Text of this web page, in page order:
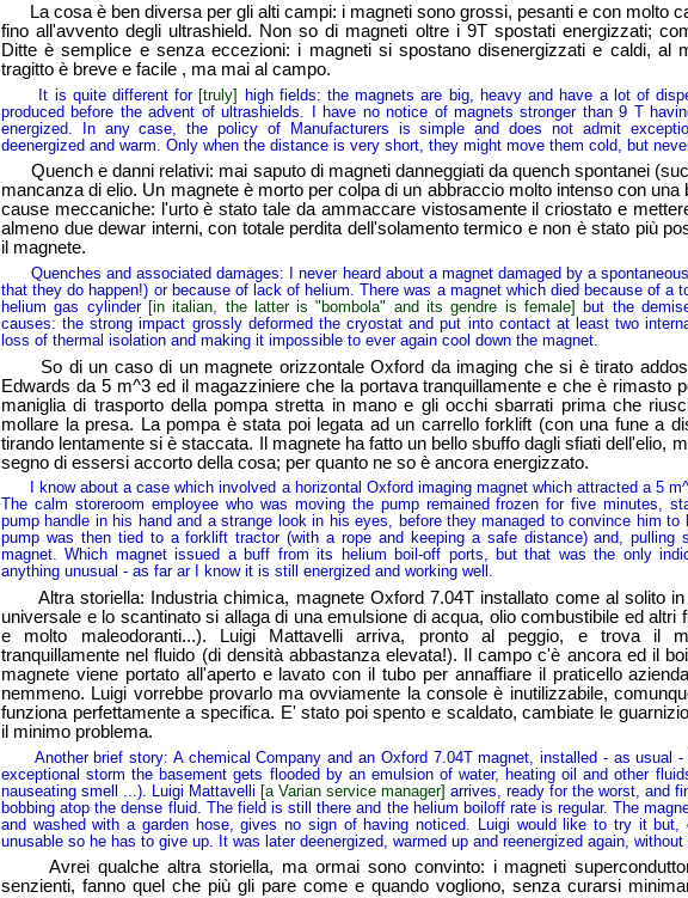
La cosa è ben diversa per gli alti campi: i magneti sono grossi, pesanti e con molto
fino all'avvento degli ultrashield. Non so di magneti oltre i 9T spostati energizzati;
Ditte è semplice e senza eccezioni: i magneti si spostano disenergizzati e caldi, al
tragitto è breve e facile , ma mai al campo.
It is quite different for [truly]
high fields: the magnets are big, heavy and have a lot of
produced before the advent of ultrashields. I have no notice of magnets stronger than 9 T
energized. In any case, the policy of Manufacturers is simple and does not admit
deenergized and warm. Only when the distance is very short, they might move them cold, but
Quench e danni relativi: mai saputo di magneti danneggiati da quench spontanei
mancanza di elio. Un magnete è morto per colpa di un abbraccio molto intenso con una
cause meccaniche: l'urto è stato tale da ammaccare vistosamente il criostato e
almeno due dewar interni, con totale perdita dell'solamento termico e non è stato più
il magnete.
Quenches and associated damages: I never heard about a magnet damaged by a
that they do happen!) or because of lack of helium. There was a magnet which died because of a
helium gas cylinder [in italian, the latter is "bombola" and its gendre is female]
but the
causes: the strong impact grossly deformed the cryostat and put into contact at least two
loss of thermal isolation and making it impossible to ever again cool down the magnet.
So di un caso di un magnete orizzontale Oxford da imaging che si è tirato
Edwards da 5 m^3 ed il magazziniere che la portava tranquillamente e che è rimasto
maniglia di trasporto della pompa stretta in mano e gli occhi sbarrati prima che
mollare la presa. La pompa è stata poi legata ad un carrello forklift (con una fune a
tirando lentamente si è staccata. Il magnete ha fatto un bello sbuffo dagli sfiati dell'elio,
segno di essersi accorto della cosa; per quanto ne so è ancora energizzato.
I know about a case which involved a horizontal Oxford imaging magnet which attracted a 5
The calm storeroom employee who was moving the pump remained frozen for five minutes,
pump handle in his hand and a strange look in his eyes, before they managed to convince him to
pump was then tied to a forklift tractor (with a rope and keeping a safe distance) and, pulling
magnet. Which magnet issued a buff from its helium boil-off ports, but that was the only
anything unusual - as far ar I know it is still energized and working well.
Altra storiella: Industria chimica, magnete Oxford 7.04T installato come al solito in
universale e lo scantinato si allaga di una emulsione di acqua, olio combustibile ed altri
e molto maleodoranti...). Luigi Mattavelli arriva, pronto al peggio, e trova il
tranquillamente nel fluido (di densità abbastanza elevata!). Il campo c'è ancora ed il
magnete viene portato all'aperto e lavato con il tubo per annaffiare il praticello
nemmeno. Luigi vorrebbe provarlo ma ovviamente la console è inutilizzabile,
funziona perfettamente a specifica. E' stato poi spento e scaldato, cambiate le
il minimo problema.
Another brief story: A chemical Company and an Oxford 7.04T magnet, installed - as usual -
exceptional storm the basement gets flooded by an emulsion of water, heating oil and other
nauseating smell ...). Luigi Mattavelli [a Varian service manager] arrives, ready for the worst, and
bobbing atop the dense fluid. The field is still there and the helium boiloff rate is regular. The
and washed with a garden hose, gives no sign of having noticed. Luigi would like to try it but,
unusable so he has to give up. It was later deenergized, warmed up and reenergized again, without
Avrei qualche altra storiella, ma ormai sono convinto: i magneti
senzienti, fanno quel che più gli pare come e quando vogliono, senza curarsi